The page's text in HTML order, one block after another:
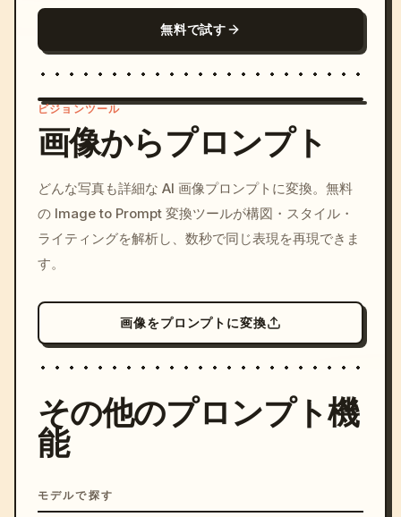
無料で試す
c, cyberpunk sunset, neon
colors, 8k --v 6.0
ビジョンツール
画像からプロンプト
どんな写真も詳細な AI 画像プロンプトに変換。無料
の Image to Prompt 変換ツールが構図・スタイル・
ライティングを解析し、数秒で同じ表現を再現できま
す。
画像をプロンプトに変換
その他のプロンプト機
能
モデルで探す